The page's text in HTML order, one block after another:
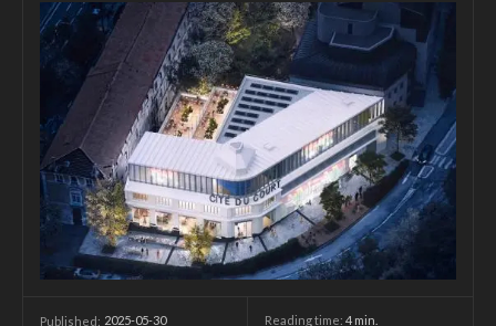
Published: 2025-05-30 Reading time: 4 min.